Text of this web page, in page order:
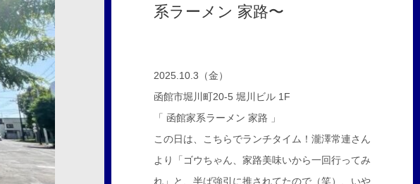
系ラーメン 家路〜
2025.10.3（金）
函館市堀川町20-5 堀川ビル 1F
「 函館家系ラーメン 家路 」
この日は、こちらでランチタイム！瀧澤常連さん
より「ゴウちゃん、家路美味いから一回行ってみ
れ」と、半ば強引に推されてたので（笑）、いや